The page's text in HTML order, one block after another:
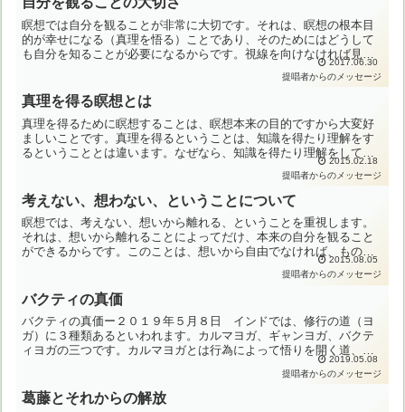
瞑想では自分を観ることが非常に大切です。それは、瞑想の根本目
的が幸せになる（真理を悟る）ことであり、そのためにはどうして
も自分を知ることが必要になるからです。視線を向けなければ見る
ことができないのと同じく、意識を自分に向けなければ自分を知
2017.06.30
提唱者からのメッセージ
真理を得る瞑想とは
真理を得るために瞑想することは、瞑想本来の目的ですから大変好
ましいことです。真理を得るということは、知識を得たり理解をす
るということとは違います。なぜなら、知識を得たり理解をして
も、その人の在り方は変わらないからです。真理を得るとは、真理
2015.02.18
提唱者からのメッセージ
考えない、想わない、ということについて
瞑想では、考えない、想いから離れる、ということを重視します。
それは、想いから離れることによってだけ、本来の自分を観ること
ができるからです。このことは、想いから自由でなければ、ものご
との真実は観えないことを意味しています。たとえば、ある対象
2015.08.05
提唱者からのメッセージ
バクティの真価
バクティの真価ー２０１９年５月８日 インドでは、修行の道（ヨ
ガ）に３種類あるといわれます。カルマヨガ、ギャンヨガ、バクテ
ィヨガの三つです。カルマヨガとは行為によって悟りを開く道、ギ
ャンヨガとは知識によって悟りを開く道、そしてバクティとは愛
2019.05.08
提唱者からのメッセージ
葛藤とそれからの解放